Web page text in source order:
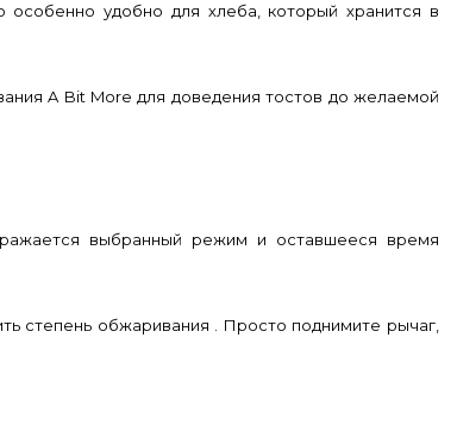
удобно для хлеба, который хранится в
A Bit More для доведения тостов до желаемой
выбранный режим и оставшееся время
степень обжаривания . Просто поднимите рычаг,